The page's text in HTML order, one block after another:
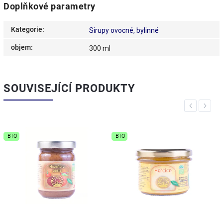
Doplňkové parametry
Kategorie: Sirupy ovocné, bylinné
objem: 300 ml
SOUVISEJÍCÍ PRODUKTY
Previous
BIO BIO
Next